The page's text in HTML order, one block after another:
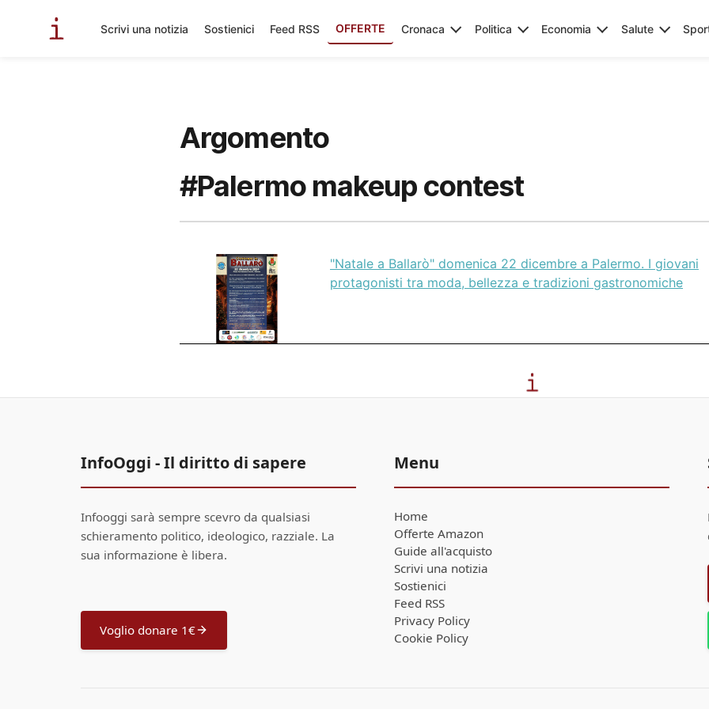
Scrivi una notizia Sostienici Feed RSS OFFERTE Cronaca Politica Economia Salute
Argomento
#Palermo makeup contest
"Natale a Ballarò" domenica 22 dicembre a Palermo. I giovani
protagonisti tra moda, bellezza e tradizioni gastronomiche
InfoOggi - Il diritto di sapere
Infooggi sarà sempre scevro da qualsiasi
schieramento politico, ideologico, razziale. La
sua informazione è libera.
Voglio donare 1€
Menu
Home
Offerte Amazon
Guide all'acquisto
Scrivi una notizia
Sostienici
Feed RSS
Privacy Policy
Cookie Policy